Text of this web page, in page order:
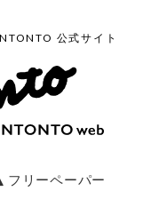
公式サイト
フリーペーパー